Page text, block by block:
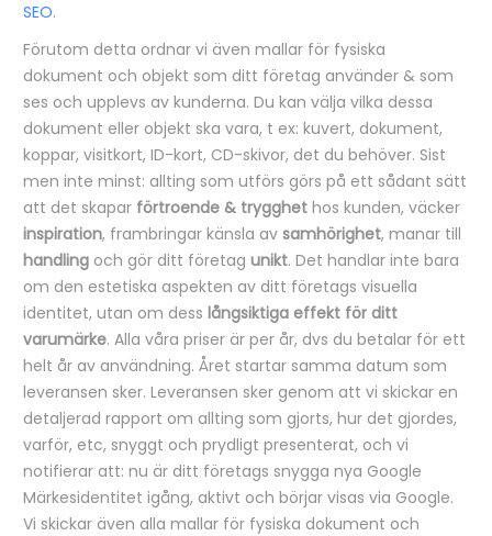
SEO.
Förutom detta ordnar vi även mallar för fysiska
dokument och objekt som ditt företag använder & som
ses och upplevs av kunderna. Du kan välja vilka dessa
dokument eller objekt ska vara, t ex: kuvert, dokument,
koppar, visitkort, ID-kort, CD-skivor, det du behöver. Sist
men inte minst: allting som utförs görs på ett sådant sätt
att det skapar förtroende & trygghet hos kunden, väcker
inspiration, frambringar känsla av samhörighet, manar till
handling och gör ditt företag unikt. Det handlar inte bara
om den estetiska aspekten av ditt företags visuella
identitet, utan om dess långsiktiga effekt för ditt
varumärke. Alla våra priser är per år, dvs du betalar för ett
helt år av användning. Året startar samma datum som
leveransen sker. Leveransen sker genom att vi skickar en
detaljerad rapport om allting som gjorts, hur det gjordes,
varför, etc, snyggt och prydligt presenterat, och vi
notifierar att: nu är ditt företags snygga nya Google
Märkesidentitet igång, aktivt och börjar visas via Google.
Vi skickar även alla mallar för fysiska dokument och